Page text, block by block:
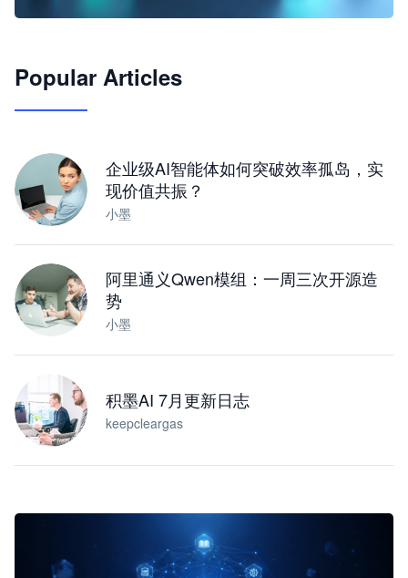
JimoClaw 桌面 AI Agent 工作台
Popular Articles
企业级AI智能体如何突破效率孤岛，实
现价值共振？
小墨
阿里通义Qwen模组：一周三次开源造
势
小墨
积墨AI 7月更新日志
keepcleargas